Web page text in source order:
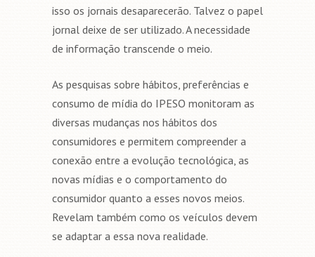
isso os jornais desaparecerão. Talvez o papel
jornal deixe de ser utilizado. A necessidade
de informação transcende o meio.
As pesquisas sobre hábitos, preferências e
consumo de mídia do IPESO monitoram as
diversas mudanças nos hábitos dos
consumidores e permitem compreender a
conexão entre a evolução tecnológica, as
novas mídias e o comportamento do
consumidor quanto a esses novos meios.
Revelam também como os veículos devem
se adaptar a essa nova realidade.